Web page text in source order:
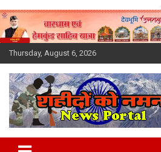
Skip
to
content
Thursday, August 6, 2026
Latest News